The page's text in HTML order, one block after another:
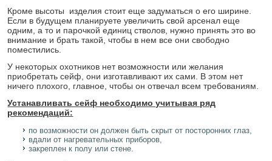
Кроме высоты изделия стоит еще задуматься о его ширине.
Если в будущем планируете увеличить свой арсенал еще
одним, а то и парочкой единиц стволов, нужно принять это во
внимание и брать такой, чтобы в нем все они свободно
поместились.
У некоторых охотников нет возможности или желания
приобретать сейф, они изготавливают их сами. В этом нет
ничего плохого, главное, чтобы он отвечал всем требованиям.
Устанавливать сейф необходимо учитывая ряд
рекомендаций:
по возможности он должен быть скрыт от посторонних глаз,
вдали от нагревательных приборов,
закреплен к полу или стене.